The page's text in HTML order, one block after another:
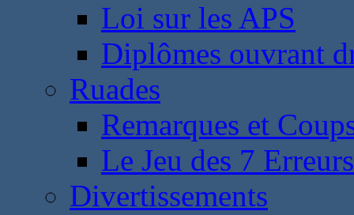
Loi sur les APS
Diplômes ouvrant
Ruades
Remarques et
Le Jeu des 7 Erreurs
Divertissements